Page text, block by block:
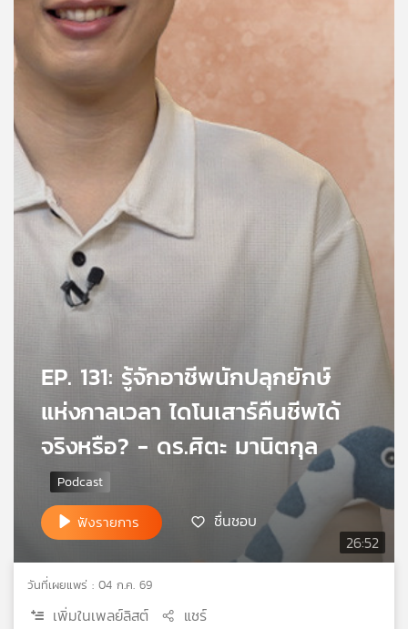
บทความ
ข่าว
กิจกรรม
เครือ
แผนที่
เครือ
26:52
EP. 131: รู้จักอาชีพนักปลุกยักษ์
แห่งกาลเวลา ไดโนเสาร์คืนชีพได้
จริงหรือ? - ดร.ศิตะ มานิตกุล
ฟังรายการ ชื่นชอบ
วันที่เผยแพร่ : 04 ก.ค. 69
เพิ่มในเพลย์ลิสต์ แชร์